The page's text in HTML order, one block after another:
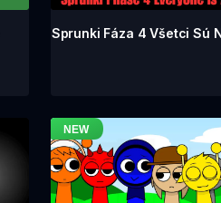
Sprunki Fáza 4 Všetci Sú